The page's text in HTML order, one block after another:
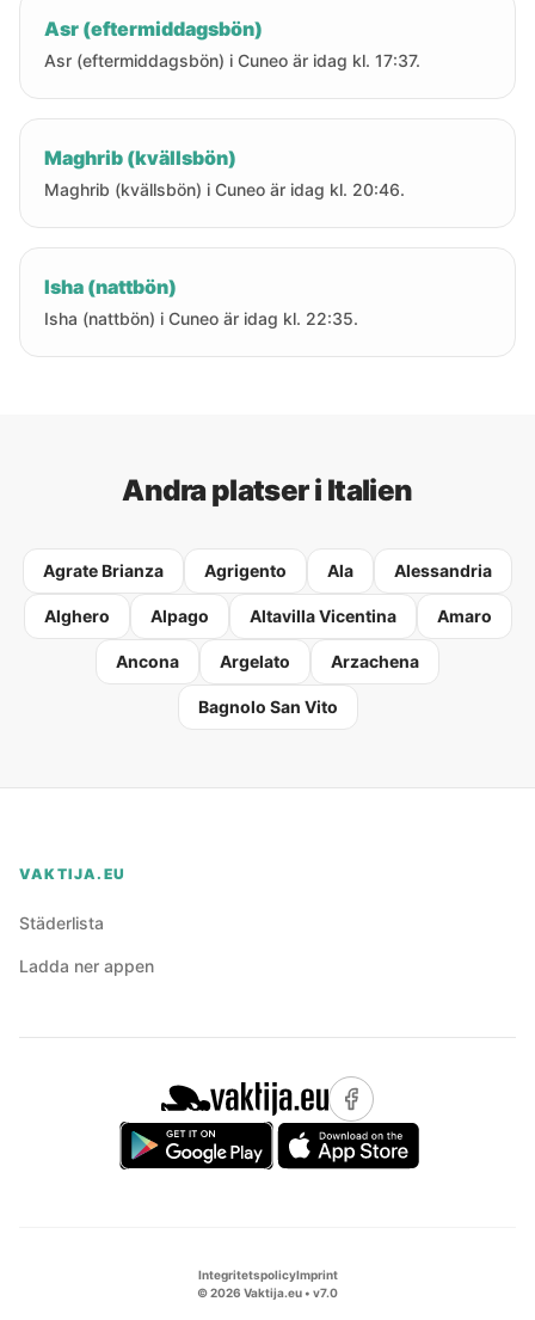
Asr (eftermiddagsbön)
Asr (eftermiddagsbön) i Cuneo är idag kl. 17:37.
Maghrib (kvällsbön)
Maghrib (kvällsbön) i Cuneo är idag kl. 20:46.
Isha (nattbön)
Isha (nattbön) i Cuneo är idag kl. 22:35.
Andra platser i Italien
Agrate Brianza Agrigento Ala Alessandria
Alghero Alpago Altavilla Vicentina Amaro
Ancona Argelato Arzachena
Bagnolo San Vito
VAKTIJA.EU
Städerlista
Ladda ner appen
IntegritetspolicyImprint
©2026 Vaktija.eu • v7.0